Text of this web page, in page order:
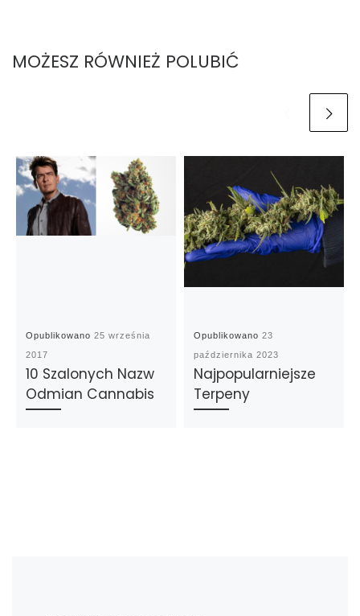
MOŻESZ RÓWNIEŻ POLUBIĆ
Opublikowano25 września
2017
10 Szalonych Nazw
Odmian Cannabis
Opublikowano23
października 2023
Najpopularniejsze
Terpeny